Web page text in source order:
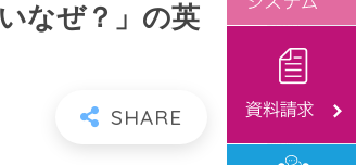
なぜ？」の英